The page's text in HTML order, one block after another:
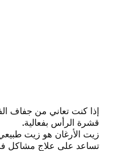
إذا كنت تعاني من جفاف
قشرة الرأس بفعالية.
زيت الأرغان هو زيت